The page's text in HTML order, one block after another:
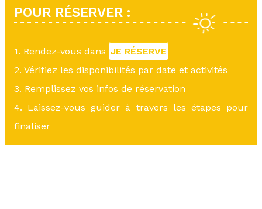
POUR RÉSERVER :
1. Rendez-vous dans JE RÉSERVE
2. Vérifiez les disponibilités par date et activités
3. Remplissez vos infos de réservation
4. Laissez-vous guider à travers les étapes pour
finaliser